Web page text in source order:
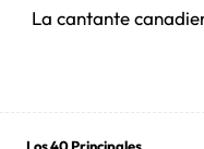
La cantante